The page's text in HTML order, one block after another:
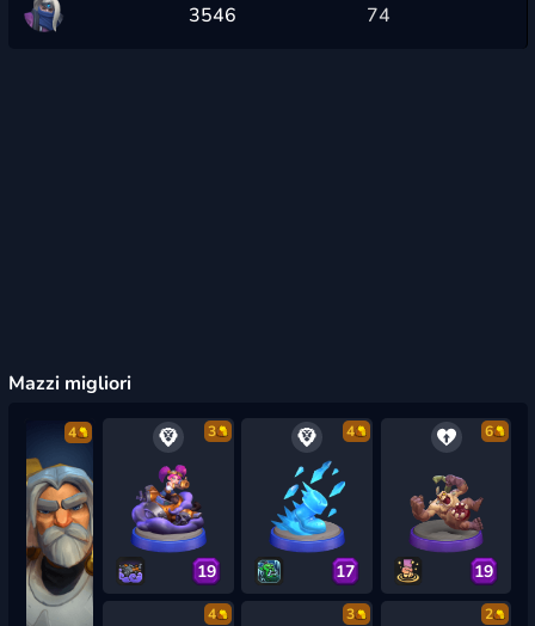
3546 74
Mazzi migliori
4 3
19
4
17
6
19
4 3 2